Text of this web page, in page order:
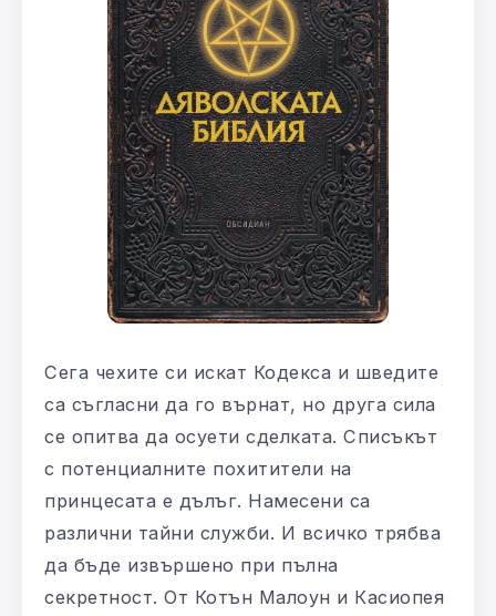
Сега чехите си искат Кодекса и шведите
са съгласни да го върнат, но друга сила
се опитва да осуети сделката. Списъкът
с потенциалните похитители на
принцесата е дълъг. Намесени са
различни тайни служби. И всичко трябва
да бъде извършено при пълна
секретност. От Котън Малоун и Касиопея